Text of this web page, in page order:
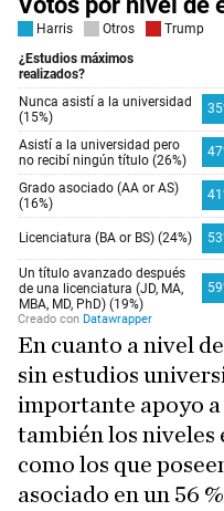
En cuanto a nivel
sin estudios
importante apoyo a
también los niveles
como los que
asociado en un 56